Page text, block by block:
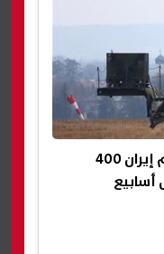
هل يغضب ترامب؟ الصين ستسلم إيران 400